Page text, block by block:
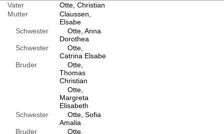
Vater
Otte, Christian
Mutter
Claussen,
Elsabe
Schwester
Otte, Anna
Dorothea
Schwester
Otte,
Catrina Elsabe
Bruder
Otte,
Thomas
Christian
Otte,
Margreta
Elisabeth
Schwester
Otte, Sofia
Amalia
Bruder
Otte,